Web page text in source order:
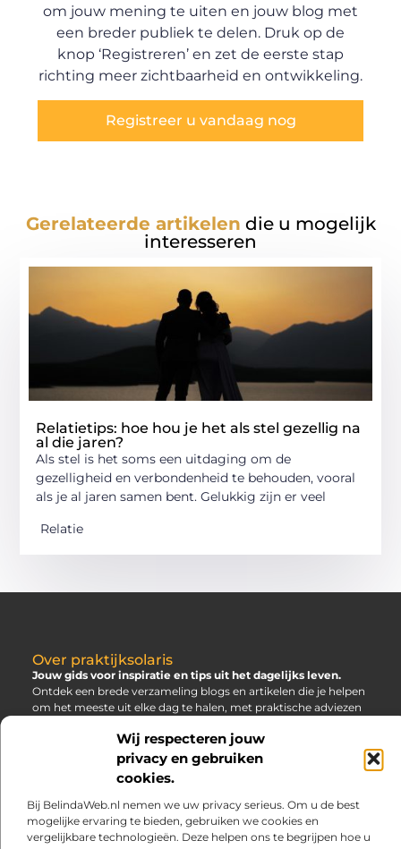
Wij respecteren jouw
privacy en gebruiken
cookies.
Bij BelindaWeb.nl nemen we uw privacy serieus. Om u de best
mogelijke ervaring te bieden, gebruiken we cookies en
vergelijkbare technologieën. Deze helpen ons te begrijpen hoe u
om jouw mening te uiten en jouw blog met
een breder publiek te delen. Druk op de
knop ‘Registreren’ en zet de eerste stap
richting meer zichtbaarheid en ontwikkeling.
Registreer u vandaag nog
Gerelateerde artikelen die u mogelijk
interesseren
Relatietips: hoe hou je het als stel gezellig na
al die jaren?
Als stel is het soms een uitdaging om de
gezelligheid en verbondenheid te behouden, vooral
als je al jaren samen bent. Gelukkig zijn er veel
Relatie
Over praktijksolaris
Jouw gids voor inspiratie en tips uit het dagelijks leven.
Ontdek een brede verzameling blogs en artikelen die je helpen
om het meeste uit elke dag te halen, met praktische adviezen
Bericht categorie